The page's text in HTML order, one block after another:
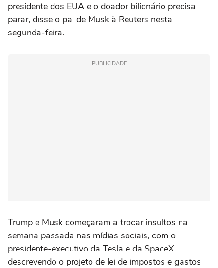
presidente dos EUA e o doador bilionário precisa
parar, disse o pai de Musk à Reuters nesta
segunda-feira.
PUBLICIDADE
Trump e Musk começaram a trocar insultos na
semana passada nas mídias sociais, com o
presidente-executivo da Tesla e da SpaceX
descrevendo o projeto de lei de impostos e gastos